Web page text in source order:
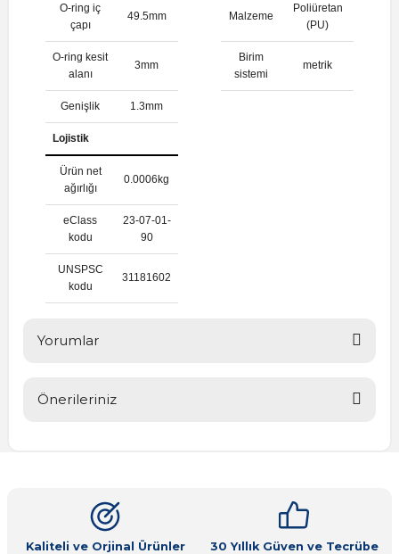
O-ring iç
çapı
49.5mm
O-ring kesit
alanı
3mm
Genişlik 1.3mm
Lojistik
Ürün net
ağırlığı
0.0006kg
eClass
kodu
23-07-01-
90
UNSPSC
kodu
31181602
Malzeme
Poliüretan
(PU)
Birim
sistemi
metrik
Yorumlar
Önerileriniz
Görüş ve önerileriniz için teşekkür ederiz.
Ürün resmi kalitesiz, bozuk veya görüntülenemiyor.
Kaliteli ve Orjinal Ürünler
30 Yıllık Güven ve Tecrübe